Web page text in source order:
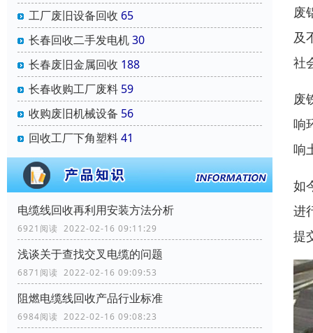
工厂废旧设备回收 65
长春回收二手发电机30
长春废旧金属回收 188
长春收购工厂废料 59
收购废旧机械设备 56
回收工厂下角塑料41
电缆线回收再利用安装方法分析
6921阅读 2022-02-16 09:11:29
浅谈关于查找交叉电缆的问题
6871阅读 2022-02-16 09:09:53
阻燃电缆线回收产品行业标准
6984阅读 2022-02-16 09:08:23
废
及
社
废
响
响
如
进
提